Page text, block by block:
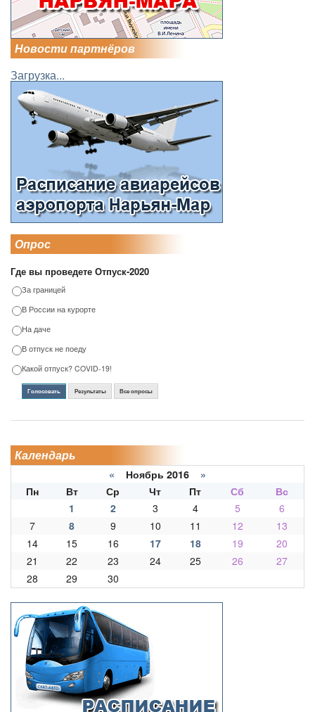
Новости партнёров
Загрузка...
Опрос
Где вы проведете Отпуск-2020
За границей
В России на курорте
На даче
В отпуск не поеду
Какой отпуск? COVID-19!
Голосовать Результаты Все опросы
Календарь
« Ноябрь 2016 »
Пн
Вт Ср Чт Пт Сб
Вс
1
2 3 4 5
6
7
8 9 10 11 12
13
14
15 16 17 18 19
20
21
22 23 24 25 26
27
28
29 30